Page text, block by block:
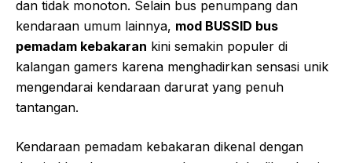
dan tidak monoton. Selain bus penumpang dan
kendaraan umum lainnya, mod BUSSID bus
pemadam kebakaran kini semakin populer di
kalangan gamers karena menghadirkan sensasi unik
mengendarai kendaraan darurat yang penuh
tantangan.
Kendaraan pemadam kebakaran dikenal dengan